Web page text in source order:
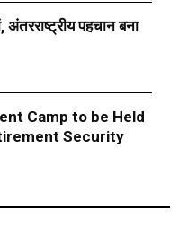
पहचान बना
Camp to be Held
Security